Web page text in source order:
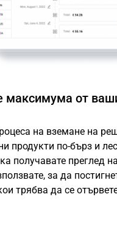
максимума от
на вземане на
продукти по-бърз и
получавате преглед
за да
трябва да се